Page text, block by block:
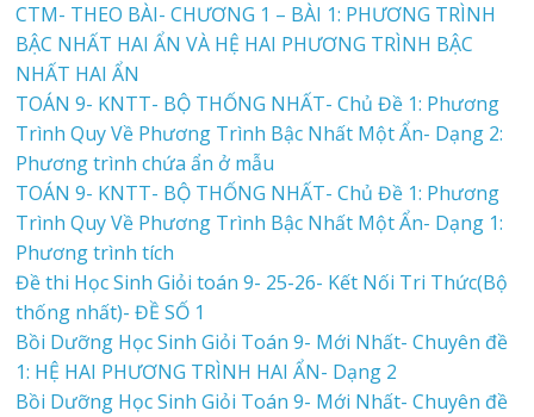
CTM- THEO BÀI- CHƯƠNG 1 – BÀI 1: PHƯƠNG TRÌNH
BẬC NHẤT HAI ẨN VÀ HỆ HAI PHƯƠNG TRÌNH BẬC
NHẤT HAI ẨN
TOÁN 9- KNTT- BỘ THỐNG NHẤT- Chủ Đề 1: Phương
Trình Quy Về Phương Trình Bậc Nhất Một Ẩn- Dạng 2:
Phương trình chứa ẩn ở mẫu
TOÁN 9- KNTT- BỘ THỐNG NHẤT- Chủ Đề 1: Phương
Trình Quy Về Phương Trình Bậc Nhất Một Ẩn- Dạng 1:
Phương trình tích
Đề thi Học Sinh Giỏi toán 9- 25-26- Kết Nối Tri Thức(Bộ
thống nhất)- ĐỀ SỐ 1
Bồi Dưỡng Học Sinh Giỏi Toán 9- Mới Nhất- Chuyên đề
1: HỆ HAI PHƯƠNG TRÌNH HAI ẨN- Dạng 2
Bồi Dưỡng Học Sinh Giỏi Toán 9- Mới Nhất- Chuyên đề